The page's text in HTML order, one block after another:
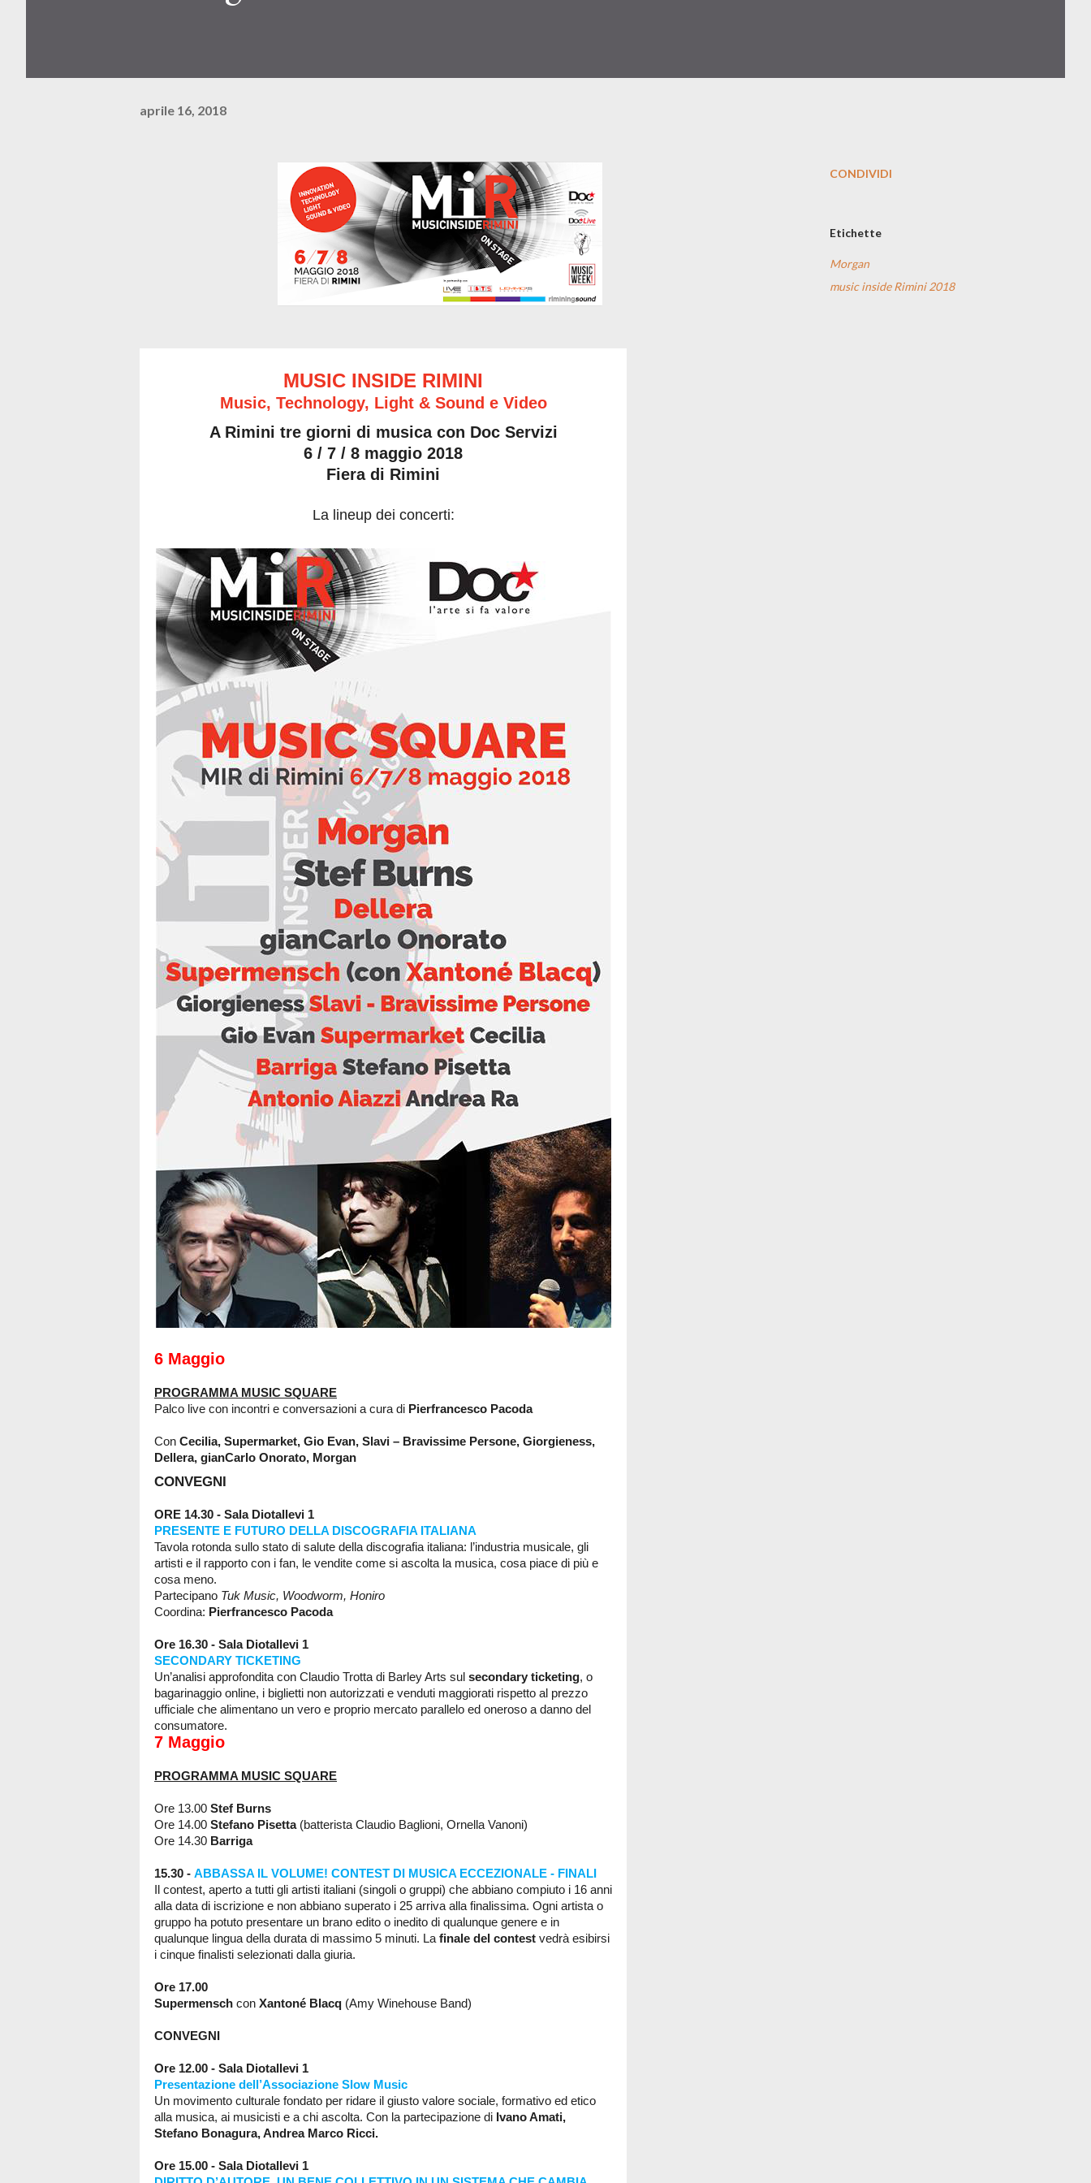
aprile 16, 2018
MUSIC INSIDE RIMINI
Music, Technology, Light & Sound e Video
A Rimini tre giorni di musica con Doc Servizi
6 / 7 / 8 maggio 2018
Fiera di Rimini
La lineup dei concerti:
6 Maggio
PROGRAMMA MUSIC SQUARE
Palco live con incontri e conversazioni a cura di Pierfrancesco Pacoda
Con Cecilia, Supermarket, Gio Evan, Slavi – Bravissime Persone, Giorgieness,
Dellera, gianCarlo Onorato, Morgan
CONVEGNI
ORE 14.30 - Sala Diotallevi 1
PRESENTE E FUTURO DELLA DISCOGRAFIA ITALIANA
Tavola rotonda sullo stato di salute della discografia italiana: l’industria musicale, gli
artisti e il rapporto con i fan, le vendite come si ascolta la musica, cosa piace di più e
cosa meno.
Partecipano Tuk Music, Woodworm, Honiro
Coordina: Pierfrancesco Pacoda
Ore 16.30 - Sala Diotallevi 1
SECONDARY TICKETING
Un’analisi approfondita con Claudio Trotta di Barley Arts sul secondary ticketing, o
bagarinaggio online, i biglietti non autorizzati e venduti maggiorati rispetto al prezzo
ufficiale che alimentano un vero e proprio mercato parallelo ed oneroso a danno del
consumatore.
7 Maggio
PROGRAMMA MUSIC SQUARE
Ore 13.00 Stef Burns
Ore 14.00 Stefano Pisetta (batterista Claudio Baglioni, Ornella Vanoni)
Ore 14.30 Barriga
15.30 - ABBASSA IL VOLUME! CONTEST DI MUSICA ECCEZIONALE - FINALI
Il contest, aperto a tutti gli artisti italiani (singoli o gruppi) che abbiano compiuto i 16 anni
alla data di iscrizione e non abbiano superato i 25 arriva alla finalissima. Ogni artista o
gruppo ha potuto presentare un brano edito o inedito di qualunque genere e in
qualunque lingua della durata di massimo 5 minuti. La finale del contest vedrà esibirsi
i cinque finalisti selezionati dalla giuria.
Ore 17.00
Supermensch con Xantoné Blacq (Amy Winehouse Band)
CONVEGNI
Ore 12.00 - Sala Diotallevi 1
Presentazione dell’Associazione Slow Music
Un movimento culturale fondato per ridare il giusto valore sociale, formativo ed etico
alla musica, ai musicisti e a chi ascolta. Con la partecipazione di Ivano Amati,
Stefano Bonagura, Andrea Marco Ricci.
Ore 15.00 - Sala Diotallevi 1
CONDIVIDI
Etichette
Morgan
music inside Rimini 2018